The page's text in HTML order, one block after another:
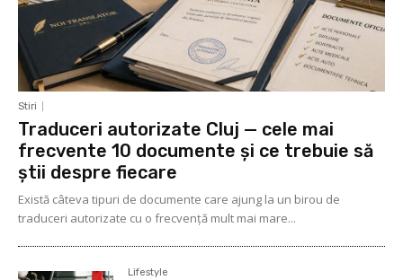
Stiri
Traduceri autorizate Cluj — cele mai
frecvente 10 documente și ce trebuie să
știi despre fiecare
Există câteva tipuri de documente care ajung la un birou de
traduceri autorizate cu o frecvență mult mai mare...
Lifestyle